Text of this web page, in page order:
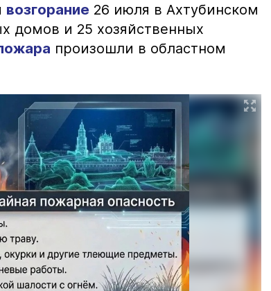
возгорание 26 июля в Ахтубинском
домов и 25 хозяйственных
произошли в областном